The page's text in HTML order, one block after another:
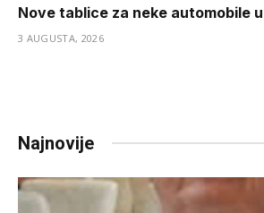
Nove tablice za neke automobile u
3 AUGUSTA, 2026
Najnovije